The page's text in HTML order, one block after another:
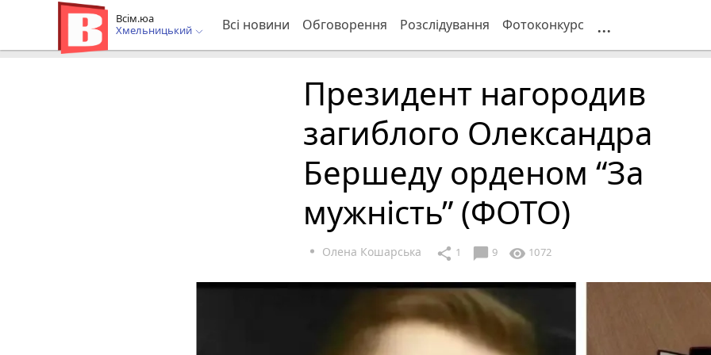
Всім.юа
Хмельницький
Всі новини Обговорення Розслідування Фотоконкурс ...
Президент нагородив
загиблого Олександра
Бершеду орденом “За
мужність” (ФОТО)
Олена Кошарська share 1 chat_bubble 9 visibility 1072